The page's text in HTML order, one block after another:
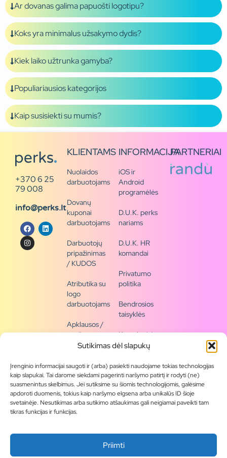
Sutikimas dėl slapukų
Įrenginio informacijai saugoti ir (arba) pasiekti naudojame tokias technologijas
kaip slapukai. Tai darome siekdami pagerinti naršymo patirtį ir rodyti (ne)
suasmenintus skelbimus. Jei sutiksime su šiomis technologijomis, galėsime
apdoroti duomenis, tokius kaip naršymo elgsena arba unikalūs ID šioje
svetainėje. Nesutikimas arba sutikimo atšaukimas gali neigiamai paveikti tam
tikras funkcijas ir funkcijas.
Priimti
Ar dovanas galima papuošti logotipu?
Koks yra minimalus užsakymo dydis?
Kiek laiko užtrunka gamyba?
Populiariausios kategorijos
Kaip susisiekti su mumis?
+370 6 25
79 008
info@perks.lt
KLIENTAMS
Nuolaidos
darbuotojams
Dovanų
kuponai
darbuotojams
Darbuotojų
pripažinimas
/ KUDOS
Atributika su
logo
darbuotojams
Apklausos /
naujienų
siena
Tapkite
partneriu
Visas
produktų
asortimentas
Produktų
INFORMACIJA
iOS ir
Android
programėlės
D.U.K. perks
nariams
D.U.K. HR
komandai
Privatumo
politika
Bendrosios
taisyklės
Kontaktai /
rekvizitai
PARTNERIAI